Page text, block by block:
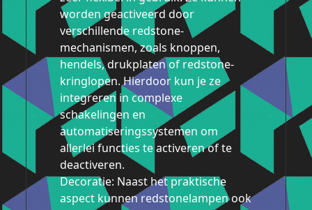
worden geactiveerd door
verschillende redstone-
mechanismen, zoals knoppen,
hendels, drukplaten of redstone-
kringlopen. Hierdoor kun je ze
integreren in complexe
schakelingen en
automatiseringssystemen om
allerlei functies te activeren of te
deactiveren.
Decoratie: Naast het praktische
aspect kunnen redstonelampen ook